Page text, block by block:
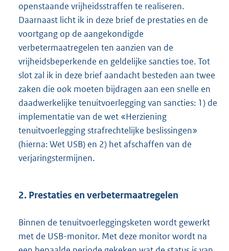
openstaande vrijheidsstraffen te realiseren.
Daarnaast licht ik in deze brief de prestaties en de
voortgang op de aangekondigde
verbetermaatregelen ten aanzien van de
vrijheidsbeperkende en geldelijke sancties toe. Tot
slot zal ik in deze brief aandacht besteden aan twee
zaken die ook moeten bijdragen aan een snelle en
daadwerkelijke tenuitvoerlegging van sancties: 1) de
implementatie van de wet «Herziening
tenuitvoerlegging strafrechtelijke beslissingen»
(hierna: Wet USB) en 2) het afschaffen van de
verjaringstermijnen.
2. Prestaties en verbetermaatregelen
Binnen de tenuitvoerleggingsketen wordt gewerkt
met de USB-monitor. Met deze monitor wordt na